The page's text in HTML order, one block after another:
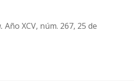
Año XCV, núm. 267, 25 de